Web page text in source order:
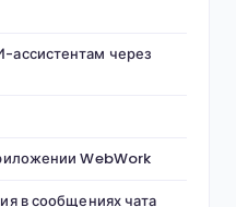
через
WebWork
в сообщениях чата